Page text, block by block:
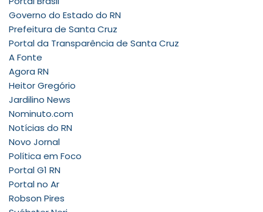
Governo do Estado do RN
Prefeitura de Santa Cruz
Portal da Transparência de Santa Cruz
A Fonte
Agora RN
Heitor Gregório
Jardilino News
Nominuto.com
Notícias do RN
Novo Jornal
Política em Foco
Portal G1 RN
Portal no Ar
Robson Pires